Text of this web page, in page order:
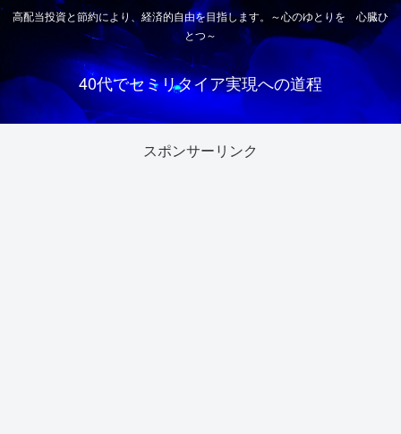
高配当投資と節約により、経済的自由を目指します。～心のゆとりを 心臓ひ
とつ～
40代でセミリタイア実現への道程
スポンサーリンク